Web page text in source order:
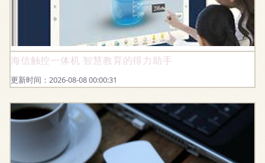
海信触控一体机 智慧教育的得力助手
更新时间：2026-08-08 00:00:31